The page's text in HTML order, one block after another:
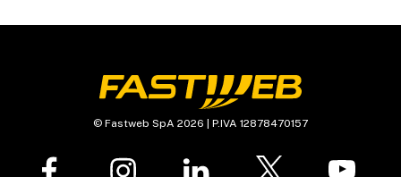
© Fastweb SpA 2026 | P.IVA 12878470157